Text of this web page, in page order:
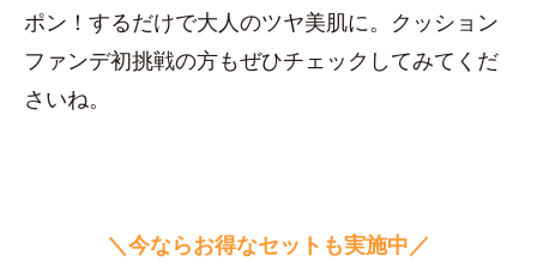
ポン！するだけで大人のツヤ美肌に。クッション
ファンデ初挑戦の方もぜひチェックしてみてくだ
さいね。
＼今ならお得なセットも実施中／